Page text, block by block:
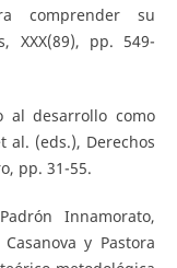
comprender su
XXX(89), pp. 549-
al desarrollo como
al. (eds.), Derechos
pp. 31-55.
Innamorato,
y Pastora